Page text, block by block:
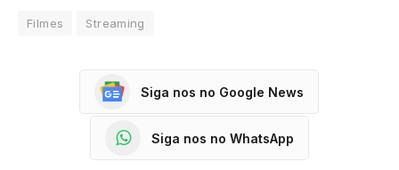
Filmes Streaming
Siga nos no Google News
Siga nos no WhatsApp